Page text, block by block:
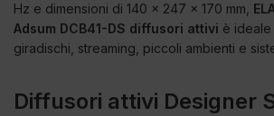
Hz e dimensioni di 140 x 247 x 170 mm,
Adsum DCB41-DS diffusori attivi è ideale
giradischi, streaming, piccoli ambienti e
Diffusori attivi Designer